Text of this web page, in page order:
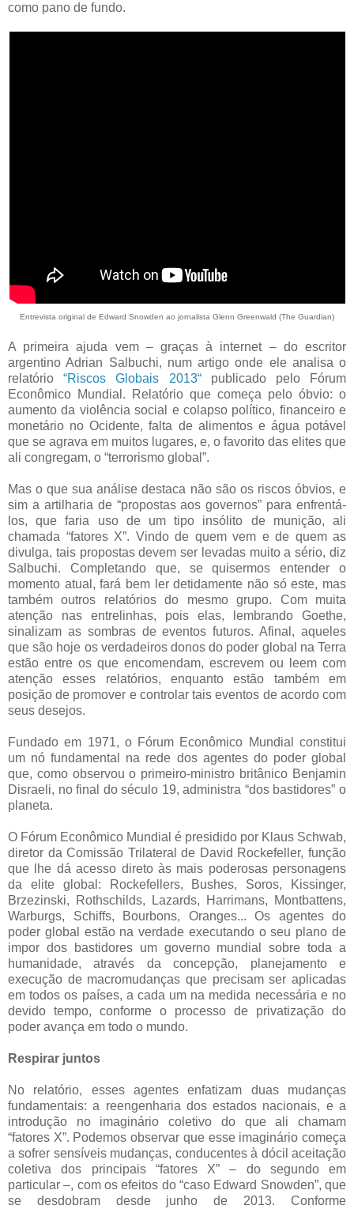
como pano de fundo.
Entrevista original de Edward Snowden ao jornalista Glenn Greenwald (The Guardian)
A primeira ajuda vem – graças à internet – do escritor
argentino Adrian Salbuchi, num artigo onde ele analisa o
relatório“Riscos Globais 2013“publicado pelo Fórum
Econômico Mundial. Relatório que começa pelo óbvio: o
aumento da violência social e colapso político, financeiro e
monetário no Ocidente, falta de alimentos e água potável
que se agrava em muitos lugares, e, o favorito das elites que
ali congregam, o “terrorismo global”.
Mas o que sua análise destaca não são os riscos óbvios, e
sim a artilharia de “propostas aos governos” para enfrentá-
los, que faria uso de um tipo insólito de munição, ali
chamada “fatores X”. Vindo de quem vem e de quem as
divulga, tais propostas devem ser levadas muito a sério, diz
Salbuchi. Completando que, se quisermos entender o
momento atual, fará bem ler detidamente não só este, mas
também outros relatórios do mesmo grupo. Com muita
atenção nas entrelinhas, pois elas, lembrando Goethe,
sinalizam as sombras de eventos futuros. Afinal, aqueles
que são hoje os verdadeiros donos do poder global na Terra
estão entre os que encomendam, escrevem ou leem com
atenção esses relatórios, enquanto estão também em
posição de promover e controlar tais eventos de acordo com
seus desejos.
Fundado em 1971, o Fórum Econômico Mundial constitui
um nó fundamental na rede dos agentes do poder global
que, como observou o primeiro-ministro britânico Benjamin
Disraeli, no final do século 19, administra “dos bastidores” o
planeta.
O Fórum Econômico Mundial é presidido por Klaus Schwab,
diretor da Comissão Trilateral de David Rockefeller, função
que lhe dá acesso direto às mais poderosas personagens
da elite global: Rockefellers, Bushes, Soros, Kissinger,
Brzezinski, Rothschilds, Lazards, Harrimans, Montbattens,
Warburgs, Schiffs, Bourbons, Oranges... Os agentes do
poder global estão na verdade executando o seu plano de
impor dos bastidores um governo mundial sobre toda a
humanidade, através da concepção, planejamento e
execução de macromudanças que precisam ser aplicadas
em todos os países, a cada um na medida necessária e no
devido tempo, conforme o processo de privatização do
poder avança em todo o mundo.
Respirar juntos
No relatório, esses agentes enfatizam duas mudanças
fundamentais: a reengenharia dos estados nacionais, e a
introdução no imaginário coletivo do que ali chamam
“fatores X”. Podemos observar que esse imaginário começa
a sofrer sensíveis mudanças, conducentes à dócil aceitação
coletiva dos principais “fatores X” – do segundo em
particular –, com os efeitos do “caso Edward Snowden”, que
se desdobram desde junho de 2013. Conforme